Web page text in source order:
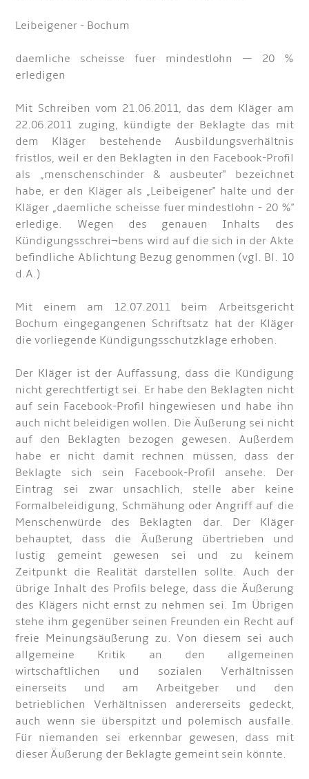
Leibeigener - Bochum
daemliche scheisse fuer mindestlohn — 20 %
erledigen
Mit Schreiben vom 21.06.2011, das dem Kläger am
22.06.2011 zuging, kündigte der Beklagte das mit
dem Kläger bestehende Ausbildungsverhältnis
fristlos, weil er den Beklagten in den Facebook-Profil
als „menschenschinder & ausbeuter" bezeichnet
habe, er den Kläger als „Leibeigener" halte und der
Kläger „daemliche scheisse fuer mindestlohn - 20 %"
erledige. Wegen des genauen Inhalts des
Kündigungsschrei¬bens wird auf die sich in der Akte
befindliche Ablichtung Bezug genommen (vgl. Bl. 10
d.A.)
Mit einem am 12.07.2011 beim Arbeitsgericht
Bochum eingegangenen Schriftsatz hat der Kläger
die vorliegende Kündigungsschutzklage erhoben.
Der Kläger ist der Auffassung, dass die Kündigung
nicht gerechtfertigt sei. Er habe den Beklagten nicht
auf sein Facebook-Profil hingewiesen und habe ihn
auch nicht beleidigen wollen. Die Äußerung sei nicht
auf den Beklagten bezogen gewesen. Außerdem
habe er nicht damit rechnen müssen, dass der
Beklagte sich sein Facebook-Profil ansehe. Der
Eintrag sei zwar unsachlich, stelle aber keine
Formalbeleidigung, Schmähung oder Angriff auf die
Menschenwürde des Beklagten dar. Der Kläger
behauptet, dass die Äußerung übertrieben und
lustig gemeint gewesen sei und zu keinem
Zeitpunkt die Realität darstellen sollte. Auch der
übrige Inhalt des Profils belege, dass die Äußerung
des Klägers nicht ernst zu nehmen sei. Im Übrigen
stehe ihm gegenüber seinen Freunden ein Recht auf
freie Meinungsäußerung zu. Von diesem sei auch
allgemeine Kritik an den allgemeinen
wirtschaftlichen und sozialen Verhältnissen
einerseits und am Arbeitgeber und den
betrieblichen Verhältnissen andererseits gedeckt,
auch wenn sie überspitzt und polemisch ausfalle.
Für niemanden sei erkennbar gewesen, dass mit
dieser Äußerung der Beklagte gemeint sein könnte.